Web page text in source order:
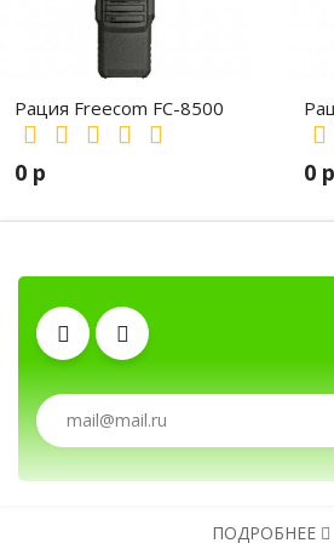
Рация Freecom FC-8500
0 р 0 р
Рации, радиостанции, рации
Рации, радиостанции,
Клипсы Зарядные
Аккумуляторы
ПОДРОБНЕЕ